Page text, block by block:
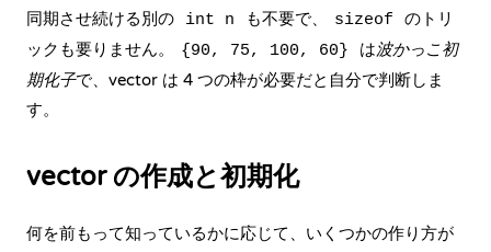
同期させ続ける別の
int n も不要で、 sizeof
のトリ
ックも要りません。
{90, 75, 100, 60} は波かっこ初
期化子で、vector は 4 つの枠が必要だと自分で判断しま
す。
vector の作成と初期化
何を前もって知っているかに応じて、いくつかの作り方が